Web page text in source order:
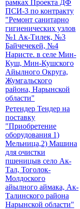
рамках Проекта ДФ
ПСИ-3 по контракту
"Ремонт санитарно
гигиенических узлов
№1 Ак-Тилек, №3
Байчечекей, №4
Наристе. в cеле Мин-
Куш, Мин-Кушского
Айылного Округа,
Жумгальского
района, Нарынской
области"
Ретендер Тендер на
поставку
"Приобретение
оборудования 1)
Мельница,2) Машина
для очистки
пшеницыв село Ак-
Тал, Тоголок-
Молдоского
айылного аймака, Ак-
Талинского района
Нарынской области"